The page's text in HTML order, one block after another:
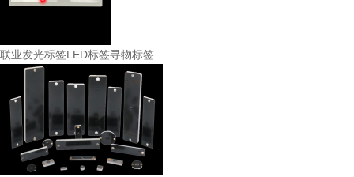
联业发光标签LED标签寻物标签